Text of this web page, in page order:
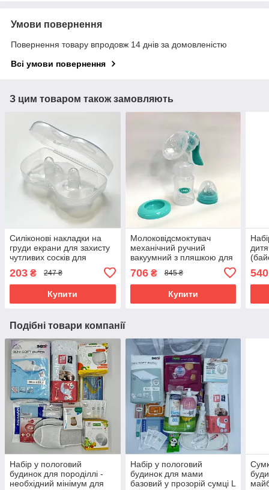
Умови повернення
Повернення товару впродовж 14 днів за домовленістю
Всі умови повернення
З цим товаром також замовляють
Силіконові накладки на
груди екрани для захисту
чутливих сосків для
розмір S Baby Ono
203 ₴ 247 ₴
Купити
Молоковідсмоктувач
механічний ручний
вакуумний з пляшкою для
годуючих мам Next to
Nature Lindo
706₴ 845 ₴
Купити
см
540
Подібні товари компанії
Набір у пологовий
будинок для породіллі -
необхідний мінімум для
Набір у пологовий
будинок для мами
базовий у прозорій сумці L